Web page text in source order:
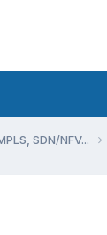
SDN/NFV...